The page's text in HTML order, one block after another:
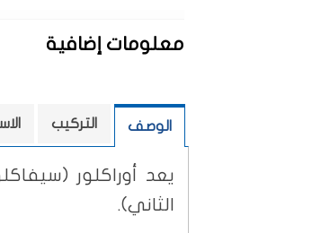
معلومات إضافية
الوصف التركيب
يعد أوراكلور
الثاني).